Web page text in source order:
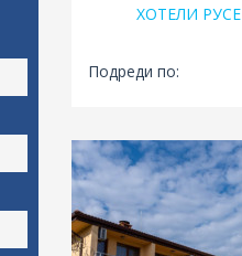
ХОТЕЛИ РУСЕ
Подреди по: